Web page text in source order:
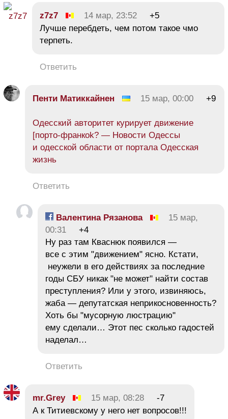
z7z7 14 мар, 23:52
+5
Лучше перебдеть, чем потом такое чмо
терпеть.
Ответить
Пенти Матиккайнен 15 мар, 00:00 +9
Одесский авторитет курирует движение
[порто-франкоk? — Новости Одессы
и одесской области от портала Одесская
жизнь
Ответить
Валентина Рязанова
15 мар,
00:31
+4
Ну раз там Кваснюк появился —
все с этим "движением" ясно. Кстати,
неужели в его действиях за последние
годы СБУ никак "не может" найти состав
преступления? Или у этого, извиняюсь,
жаба — депутатская неприкосновенность?
Хоть бы "мусорную люстрацию"
ему сделали… Этот пес сколько гадостей
наделал…
Ответить
mr.Grey 15 мар, 08:28
-7
А к Титиевскому у него нет вопросов!!!